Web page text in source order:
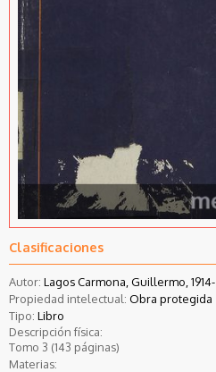
Clasificaciones
Autor: Lagos Carmona, Guillermo, 1914-
Propiedad intelectual: Obra protegida
Tipo: Libro
Descripción física:
Tomo 3 (143 páginas)
Materias: